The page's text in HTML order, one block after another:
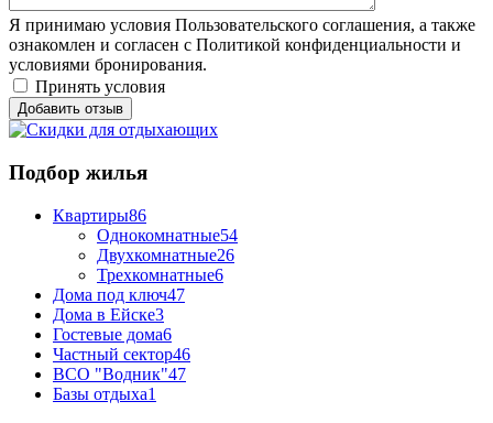
Я принимаю условия Пользовательского соглашения, а также
ознакомлен и согласен с Политикой конфиденциальности и
условиями бронирования.
Принять условия
Подбор жилья
Квартиры86
Однокомнатные54
Двухкомнатные26
Трехкомнатные6
Дома под ключ47
Дома в Ейске3
Гостевые дома6
Частный сектор46
ВСО "Водник"47
Базы отдыха1